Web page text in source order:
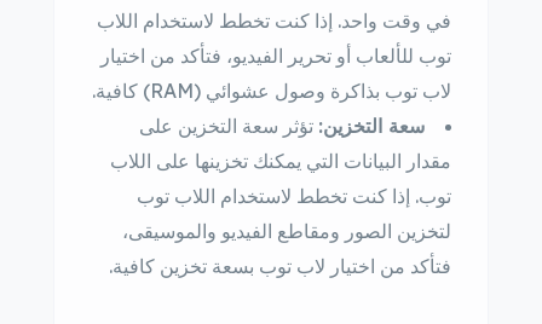
في وقت واحد. إذا كنت تخطط لاستخدام اللاب
توب للألعاب أو تحرير الفيديو، فتأكد من اختيار
لاب توب بذاكرة وصول عشوائي (RAM) كافية.
سعة التخزين: تؤثر سعة التخزين على
مقدار البيانات التي يمكنك تخزينها على اللاب
توب. إذا كنت تخطط لاستخدام اللاب توب
لتخزين الصور ومقاطع الفيديو والموسيقى،
فتأكد من اختيار لاب توب بسعة تخزين كافية.